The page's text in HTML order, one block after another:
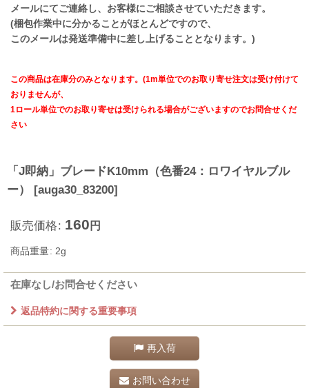
メールにてご連絡し、お客様にご相談させていただきます。
(梱包作業中に分かることがほとんどですので、
このメールは発送準備中に差し上げることとなります。)
この商品は在庫分のみとなります。(1m単位でのお取り寄せ注文は受け付けて
おりませんが、
1ロール単位でのお取り寄せは受けられる場合がございますのでお問合せくだ
さい
「J即納」ブレードK10mm（色番24：ロワイヤルブル
ー）
[auga30_83200]
販売価格: 160 円
商品重量: 2g
在庫なし/お問合せください
返品特約に関する重要事項
再入荷
お問い合わせ